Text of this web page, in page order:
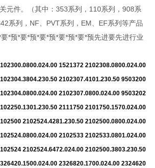
元件。（其中：353系列，110系列，908系
系列，NF、PVT系列，EM、EF系列等产品
*预*要*预*要*预*要*预*要*预先进要先进行业
1521372 2102308.0800.024.00
2102307.4101.230.50 9503200
2102307.0800.024.00 9503202
2111750 2101750.1570.024.00
2102524.4281.230.50 2102500.0800.024.00
2102533 2102533.0801.024.00
2102524.6472.024.00 2102500.3803.230.50
2326820.1700.024.00 2324620